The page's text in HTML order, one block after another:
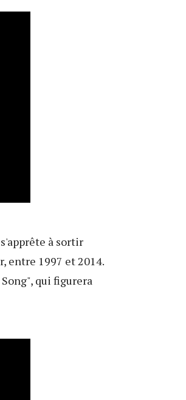
à sortir
entre 1997 et 2014.
qui figurera